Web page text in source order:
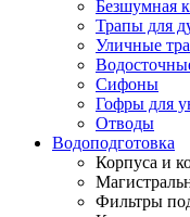
Безшумная
Трапы для
Уличные
Сифоны
Гофры для
Отводы
Водоподготовка
Корпуса и
Фильтры